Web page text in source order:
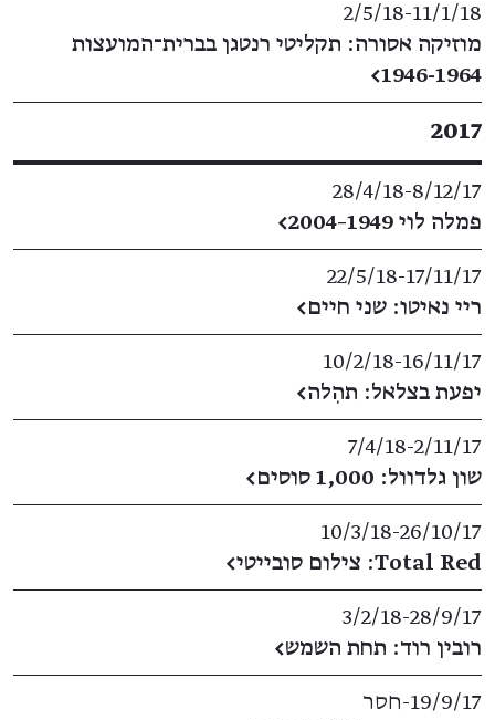
11/1/18
​-​
2/5/18
מוזיקה אסורה: תקליטי רנטגן בברית־המועצות
1946-1964
←
2017
8/12/17
​-​
28/4/18
פמלה לוי 1949–2004
←
17/11/17
​-​
22/5/18
ריי נאיטו: שני חיים←
16/11/17
​-​
10/2/18
יפעת בצלאל: תהִלה←
2/11/17
​-​
7/4/18
שון גלדוול: 1,000 סוסים
←
26/10/17
​-​
10/3/18
Total Red: צילום סובייטי
←
28/9/17
​-​
3/2/18
רובין רוד: תחת השמש←
19/9/17
​-​חסר